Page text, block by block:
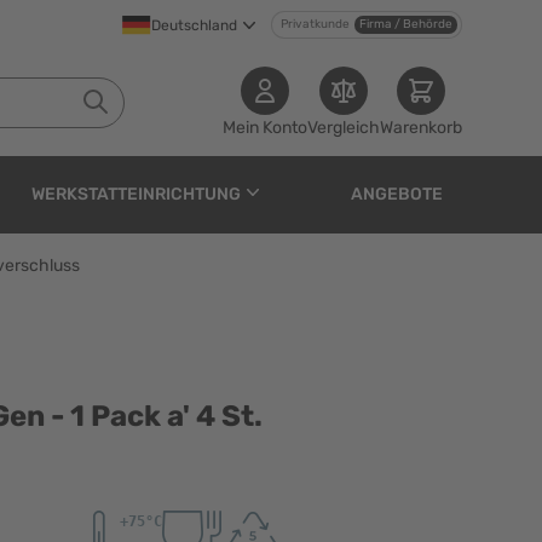
Deutschland Privatkunde Firma / Behörde
Mein KontoVergleichWarenkorb
WERKSTATTEINRICHTUNG ANGEBOTE
4 St.
- 1 Pack a' 4 St.